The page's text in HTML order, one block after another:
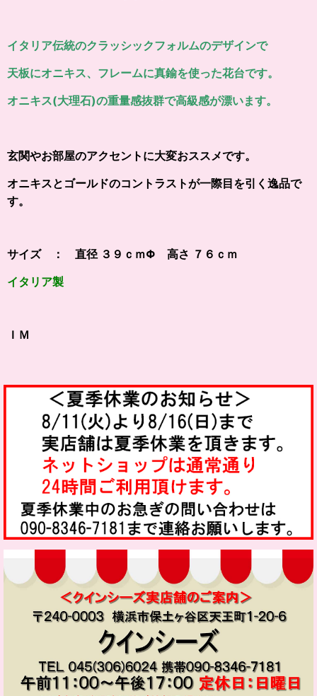
イタリア伝統のクラッシックフォルムのデザインで
天板にオニキス、フレームに真鍮を使った花台です。
オニキス(大理石)の重量感抜群で高級感が漂います。
玄関やお部屋のアクセントに大変おススメです。
オニキスとゴールドのコントラストが一際目を引く逸品で
す。
サイズ ： 直径 ３９ｃｍΦ 高さ ７６ｃｍ
イタリア製
ＩＭ